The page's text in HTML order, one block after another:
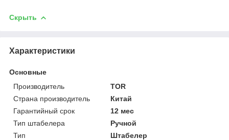
Скрыть
Характеристики
Основные
Производитель
TOR
Страна производитель
Китай
Гарантийный срок
12 мес
Тип штабелера
Ручной
Тип
Штабелер